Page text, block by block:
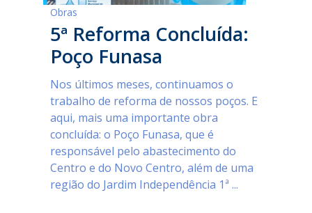
Obras
5ª Reforma Concluída:
Poço Funasa
Nos últimos meses, continuamos o
trabalho de reforma de nossos poços. E
aqui, mais uma importante obra
concluída: o Poço Funasa, que é
responsável pelo abastecimento do
Centro e do Novo Centro, além de uma
região do Jardim Independência 1ª ...